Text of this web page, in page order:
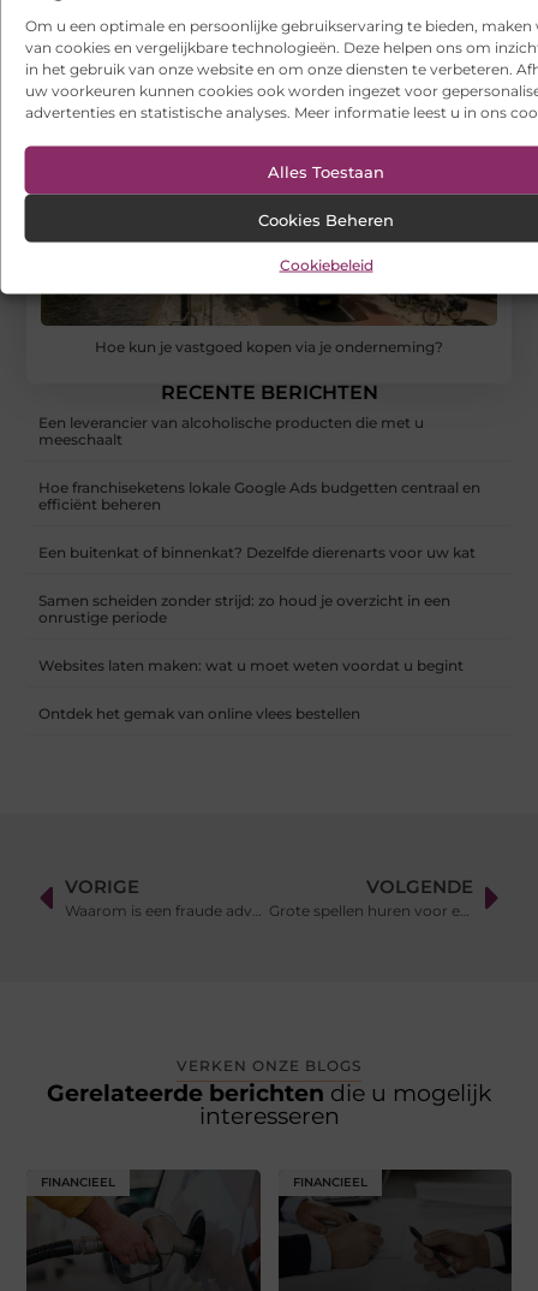
Om u een optimale en persoonlijke gebruikservaring te bieden, maken
van cookies en vergelijkbare technologieën. Deze helpen ons om
in het gebruik van onze website en om onze diensten te verbeteren.
uw voorkeuren kunnen cookies ook worden ingezet voor
advertenties en statistische analyses. Meer informatie leest u in ons
Alles Toestaan
Cookies Beheren
Cookiebeleid
Hoe kun je vastgoed kopen via je onderneming?
RECENTE BERICHTEN
Een leverancier van alcoholische producten die met u
meeschaalt
Hoe franchiseketens lokale Google Ads budgetten centraal en
efficiënt beheren
Een buitenkat of binnenkat? Dezelfde dierenarts voor uw kat
Samen scheiden zonder strijd: zo houd je overzicht in een
onrustige periode
Websites laten maken: wat u moet weten voordat u begint
Ontdek het gemak van online vlees bestellen
VORIGE
Waarom is een fraude advocaat onmisbaar bij een FIOD onderzoek?
VOLGENDE
Grote spellen huren voor een feest of evenement?
VERKEN ONZE BLOGS
Gerelateerde berichten die u mogelijk
interesseren
FINANCIEEL FINANCIEEL